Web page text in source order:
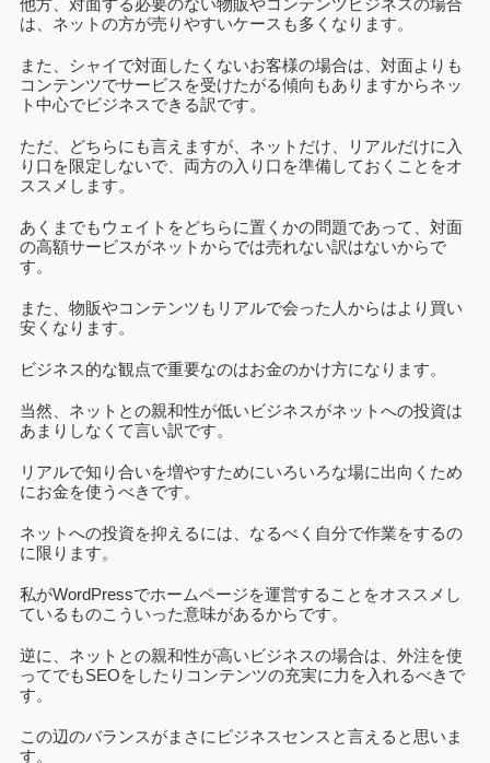
他方、対面する必要のない物販やコンテンツビジネスの場合
は、ネットの方が売りやすいケースも多くなります。
また、シャイで対面したくないお客様の場合は、対面よりも
コンテンツでサービスを受けたがる傾向もありますからネッ
ト中心でビジネスできる訳です。
ただ、どちらにも言えますが、ネットだけ、リアルだけに入
り口を限定しないで、両方の入り口を準備しておくことをオ
ススメします。
あくまでもウェイトをどちらに置くかの問題であって、対面
の高額サービスがネットからでは売れない訳はないからで
す。
また、物販やコンテンツもリアルで会った人からはより買い
安くなります。
ビジネス的な観点で重要なのはお金のかけ方になります。
当然、ネットとの親和性が低いビジネスがネットへの投資は
あまりしなくて言い訳です。
リアルで知り合いを増やすためにいろいろな場に出向くため
にお金を使うべきです。
ネットへの投資を抑えるには、なるべく自分で作業をするの
に限ります。
私がWordPressでホームページを運営することをオススメし
ているものこういった意味があるからです。
逆に、ネットとの親和性が高いビジネスの場合は、外注を使
ってでもSEOをしたりコンテンツの充実に力を入れるべきで
す。
この辺のバランスがまさにビジネスセンスと言えると思いま
す。